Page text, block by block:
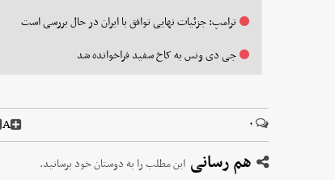
ترامپ: جزئیات نهایی توافق با ایران در حال بررسی است
جی دی ونس به کاخ سفید فراخوانده شد
۰ A
هم رسانی این مطلب را به دوستان خود برسانید.